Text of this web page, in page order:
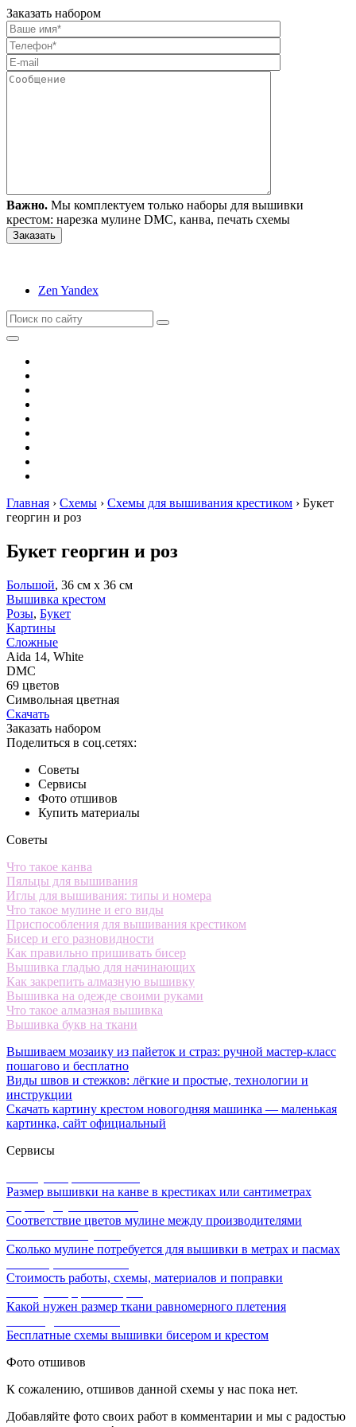
Заказать набором
Важно. Мы комплектуем только наборы для вышивки
крестом: нарезка мулине DMC, канва, печать схемы
Zen Yandex
Главная › Схемы › Схемы для вышивания крестиком › Букет
георгин и роз
Букет георгин и роз
Большой, 36 см х 36 см
Вышивка крестом
Розы, Букет
Картины
Сложные
Aida 14, White
DMC
69 цветов
Символьная цветная
Скачать
Заказать набором
Поделиться в соц.сетях:
Советы
Сервисы
Фото отшивов
Купить материалы
Советы
Что такое канва
Пяльцы для вышивания
Иглы для вышивания: типы и номера
Что такое мулине и его виды
Приспособления для вышивания крестиком
Бисер и его разновидности
Как правильно пришивать бисер
Вышивка гладью для начинающих
Как закрепить алмазную вышивку
Вышивка на одежде своими руками
Что такое алмазная вышивка
Вышивка букв на ткани
Вышиваем мозаику из пайеток и страз: ручной мастер-класс
пошагово и бесплатно
Виды швов и стежков: лёгкие и простые, технологии и
инструкции
Скачать картину крестом новогодняя машинка — маленькая
картинка, сайт официальный
Сервисы
Размер вышивки на канве в крестиках или сантиметрах
Соответствие цветов мулине между производителями
Сколько мулине потребуется для вышивки в метрах и пасмах
Стоимость работы, схемы, материалов и поправки
Какой нужен размер ткани равномерного плетения
Бесплатные схемы вышивки бисером и крестом
Фото отшивов
К сожалению, отшивов данной схемы у нас пока нет.
Добавляйте фото своих работ в комментарии и мы с радостью